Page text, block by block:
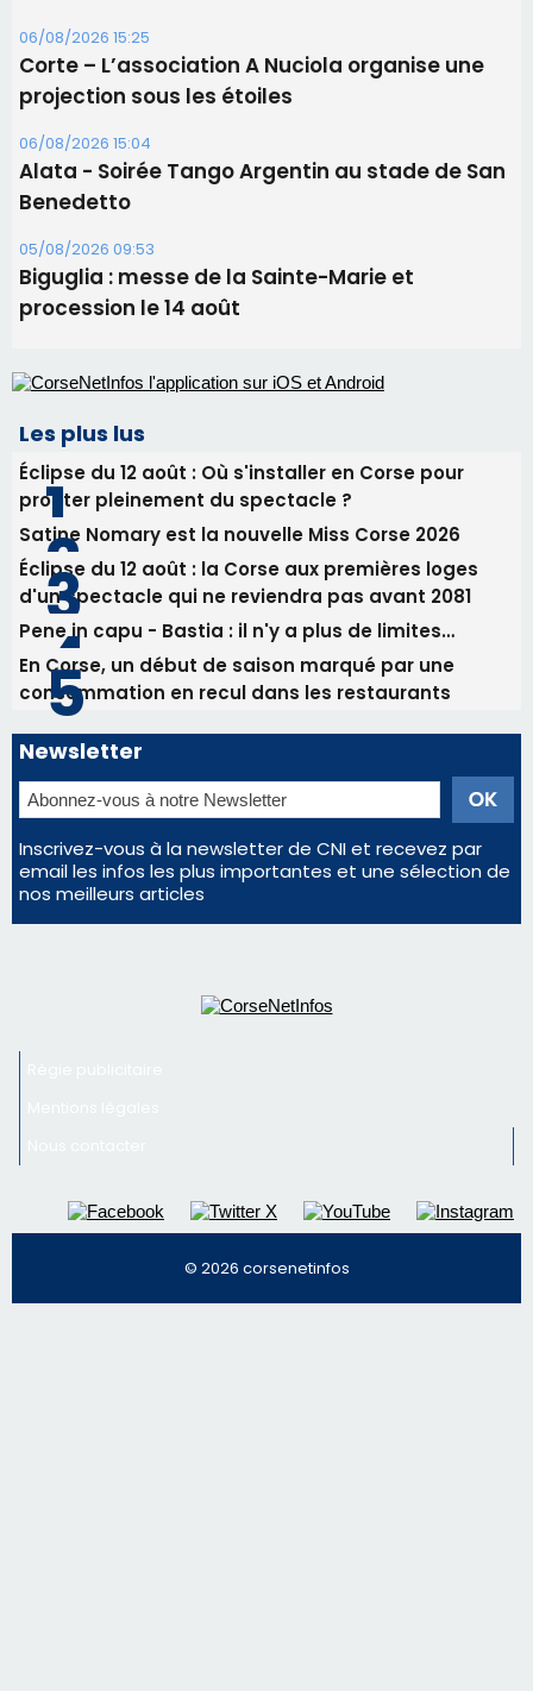
05/08/2026 09:53
Biguglia : messe de la Sainte-Marie et
procession le 14 août
Les plus lus
Éclipse du 12 août : Où s'installer en Corse pour
profiter pleinement du spectacle ?
Satine Nomary est la nouvelle Miss Corse 2026
d'un spectacle qui ne reviendra pas avant 2081
En Corse, un début de saison marqué par une
consommation en recul dans les restaurants
Newsletter
Inscrivez-vous à la newsletter de CNI et recevez par
email les infos les plus importantes et une sélection de
nos meilleurs articles
Régie publicitaire
Mentions légales
Nous contacter